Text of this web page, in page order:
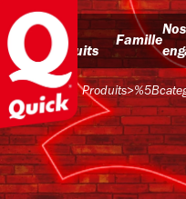
Nos
produits
Famille
Nos
Produits>